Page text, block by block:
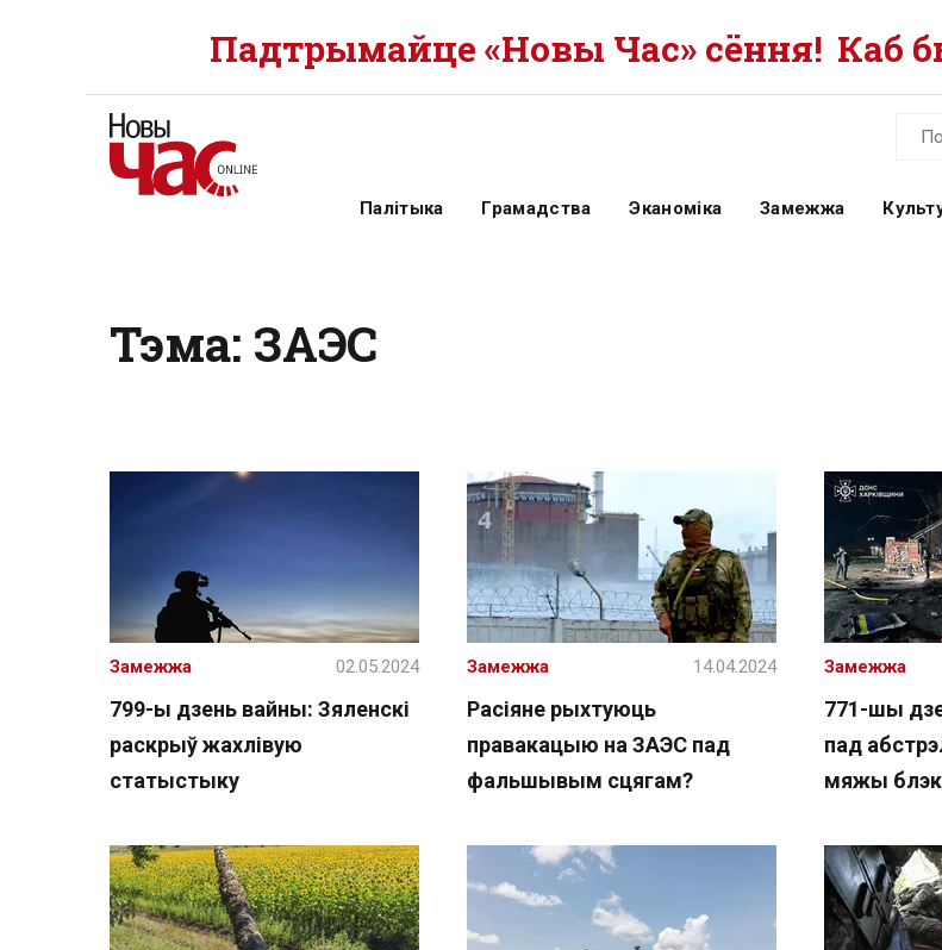
Падтрымайце «Новы Час» сёння! Каб
Палітыка Грамадства Эканоміка Замежжа
Тэма: ЗАЭС
799-ы дзень вайны: Зяленскі
раскрыў жахлівую
статыстыку
Замежжа 02.05.2024
Расіяне рыхтуюць
правакацыю на ЗАЭС пад
фальшывым сцягам?
Замежжа 14.04.2024
771-шы
пад
мяжы
Замежжа